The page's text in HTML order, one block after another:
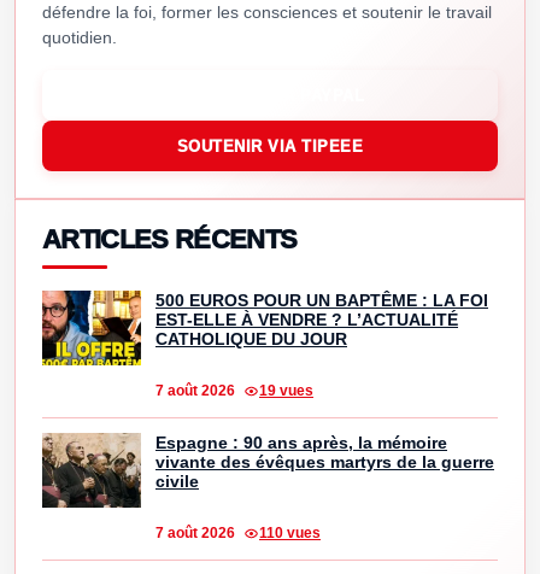
défendre la foi, former les consciences et soutenir le travail
quotidien.
SOUTENIR VIA TIPEEE
ARTICLES RÉCENTS
500 EUROS POUR UN BAPTÊME : LA FOI
EST-ELLE À VENDRE ? L’ACTUALITÉ
CATHOLIQUE DU JOUR
7 août 2026 19 vues
Espagne : 90 ans après, la mémoire
vivante des évêques martyrs de la guerre
civile
7 août 2026 110 vues